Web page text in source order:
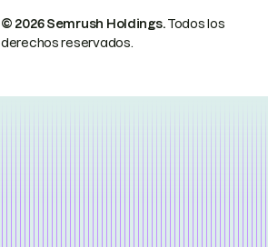
© 2026 Semrush Holdings.Todos los
derechos reservados.